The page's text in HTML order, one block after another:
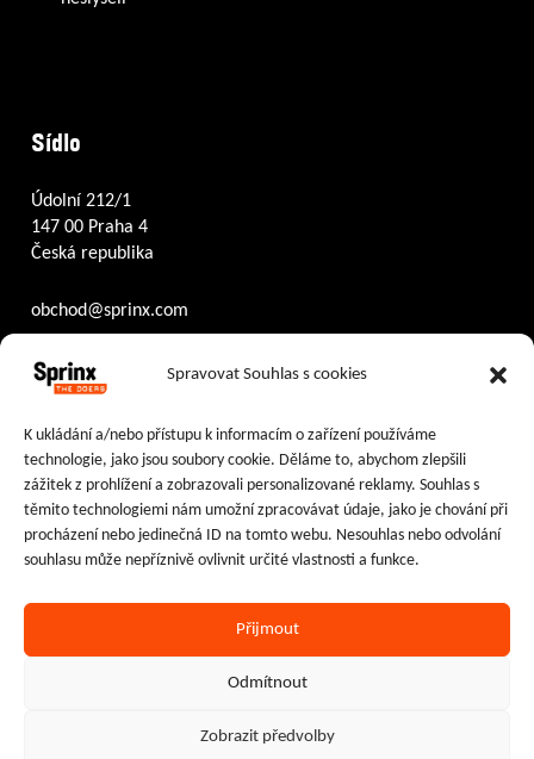
Spravovat Souhlas s cookies
K ukládání a/nebo přístupu k informacím o zařízení používáme
technologie, jako jsou soubory cookie. Děláme to, abychom zlepšili
zážitek z prohlížení a zobrazovali personalizované reklamy. Souhlas s
těmito technologiemi nám umožní zpracovávat údaje, jako je chování při
procházení nebo jedinečná ID na tomto webu. Nesouhlas nebo odvolání
souhlasu může nepříznivě ovlivnit určité vlastnosti a funkce.
Přijmout
Odmítnout
Zobrazit předvolby
Sídlo
Údolní 212/1
147 00 Praha 4
Česká republika
obchod@sprinx.com
Otevírací doba recepce:
PO – ČT8:30 – 17:30
Sledujte nás na:
Facebook
Instagram
LinkedIn
2024–2026 © Sprinx Systems, a.s.